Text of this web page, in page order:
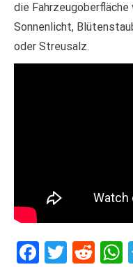
die
Sonnenlicht,
oder Streusalz.
Facebook